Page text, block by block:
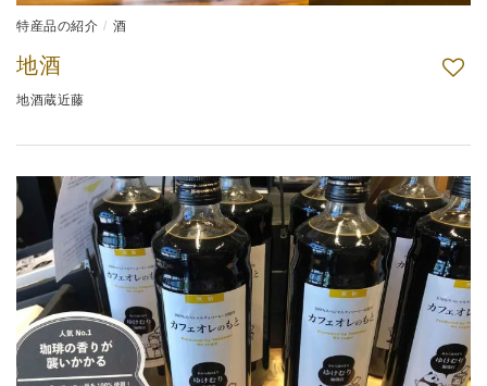
特産品の紹介 酒
地酒
地酒蔵近藤